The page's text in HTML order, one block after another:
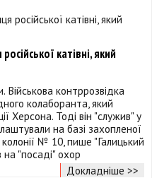
катівні, який
контррозвідка
колаборанта, який
Херсона. Тоді він "служив" у
на базі захопленої
№ 10, пише "Галицький
"посаді" охор
Докладніше >>